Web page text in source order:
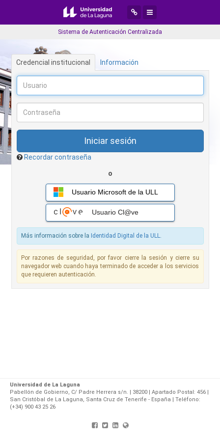
Desplegar menú de
Desplegar menú de
Sistema de Autenticación Centralizada
Credencial institucional Información
Recordar contraseña
o
Usuario Microsoft de la ULL
Usuario Cl@ve
Más información sobre la Identidad Digital de la ULL.
Por razones de seguridad, por favor cierre la sesión y cierre su
navegador web cuando haya terminado de acceder a los servicios
que requieren autenticación.
Universidad de La Laguna
Pabellón de Gobierno, C/ Padre Herrera s/n. | 38200 | Apartado Postal: 456 |
San Cristóbal de La Laguna, Santa Cruz de Tenerife - España | Teléfono:
(+34) 900 43 25 26